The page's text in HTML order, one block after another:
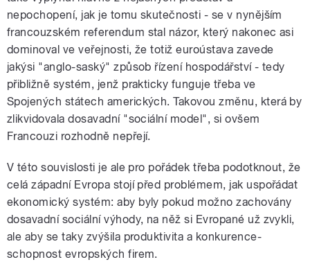
nepochopení, jak je tomu skutečnosti - se v nynějším
francouzském referendum stal názor, který nakonec asi
dominoval ve veřejnosti, že totiž euroústava zavede
jakýsi "anglo-saský" způsob řízení hospodářství - tedy
přibližně systém, jenž prakticky funguje třeba ve
Spojených státech amerických. Takovou změnu, která by
zlikvidovala dosavadní "sociální model", si ovšem
Francouzi rozhodně nepřejí.
V této souvislosti je ale pro pořádek třeba podotknout, že
celá západní Evropa stojí před problémem, jak uspořádat
ekonomický systém: aby byly pokud možno zachovány
dosavadní sociální výhody, na něž si Evropané už zvykli,
ale aby se taky zvýšila produktivita a konkurence-
schopnost evropských firem.